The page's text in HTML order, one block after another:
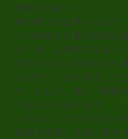
光陰矢の如し！
時の断つのは早いもので
この師走の言葉の語源は
の「師」は僧侶であると
12月になると読経など仏
んが忙しく走り回ること
す」となり、後に「師馳
う説んどがあります。
いずれにしても今日から
体調を管理し元気に新年